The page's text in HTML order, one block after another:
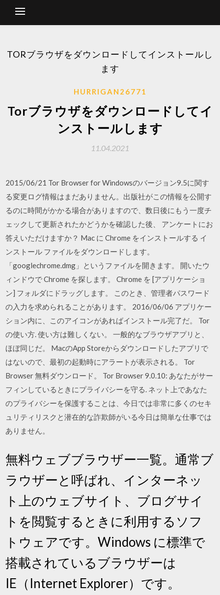
TORブラウザをダウンロードしてインストールし
ます
HURRIGAN26771
Torブラウザをダウンロードしてイ
ンストールします
11.04.2021
2015/06/21 Tor Browser for Windowsのバージョン9.5に関す
る変更ログ情報はまだありません。出版社がこの情報を公開す
るのに時間がかかる場合がありますので、数日後にもう一度チ
ェックして更新されたかどうかを確認した後、 アンケートにお
答えいただけますか？ Mac に Chrome をインストールする イ
ンストール ファイルをダウンロードします。
「googlechrome.dmg」というファイルを開きます。 開いたウ
ィンドウで Chrome を探します。 Chrome を [アプリケーショ
ン] フォルダにドラッグします。 このとき、管理者パスワード
の入力を求められることがあります。 2016/06/06 アプリケー
ション内に、このアイコンがあればインストール完了だ。 Tor
の使い方. 使い方は難しくない。 一般的なブラウザアプリと、
ほぼ同じだ。 MacのApp Storeからダウンロードしたアプリで
はないので、最初の起動時にアラートが表示される。 Tor
Browser 無料ダウンロード。 Tor Browser 9.0.10: あなたがサー
フィンしているときにプライバシーを守る. ネット上であなた
のプライバシーを保護することは、今日では非常に多くのセキ
ュリティリスクと潜在的な詐欺師がいる今日は簡単な仕事では
ありません。
無料ウェブブラウザー一覧。通常ブ
ラウザーと呼ばれ、インターネッ
ト上のウェブサイト、ブログサイ
トを閲覧するときに利用するソフ
トウェアです。Windows に標準で
搭載されているブラウザーは
IE（Internet Explorer）です。